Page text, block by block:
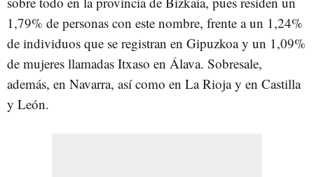
1,79% de personas con este nombre, frente a un 1,24%
de individuos que se registran en Gipuzkoa y un 1,09%
de mujeres llamadas Itxaso en Álava. Sobresale,
además, en Navarra, así como en La Rioja y en Castilla
y León.